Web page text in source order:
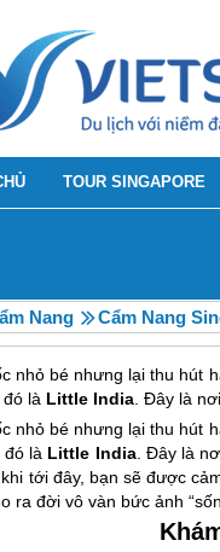
TOUR SINGAPORE
Nang Cẩm Nang
nhỏ bé nhưng lại thu hút
đó là Little India. Đây là
nhỏ bé nhưng lại thu hút
đó là Little India. Đây là
tới đây, bạn sẽ được
ra đời vô vàn bức ảnh